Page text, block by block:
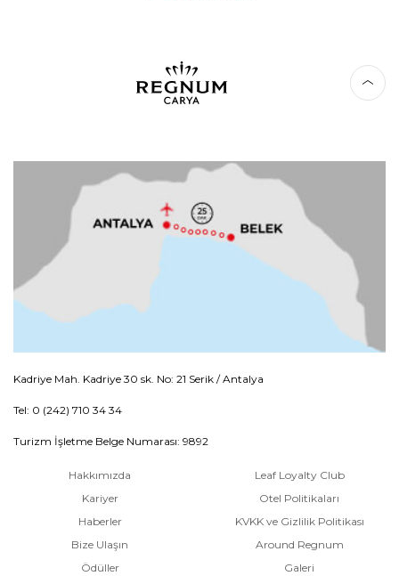
Kadriye Mah. Kadriye 30 sk. No: 21 Serik / Antalya
Tel: 0 (242) 710 34 34
Turizm İşletme Belge Numarası: 9892
Hakkımızda
Kariyer
Haberler
Bize Ulaşın
Ödüller
Leaf Loyalty Club
Otel Politikaları
KVKK ve Gizlilik Politikası
Around Regnum
Galeri